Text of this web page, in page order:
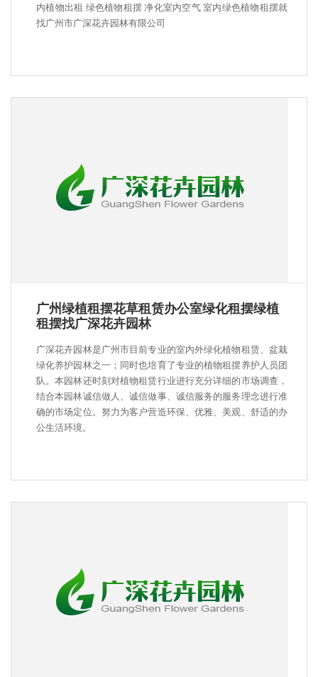
内植物出租 绿色植物租摆 净化室内空气 室内绿色植物租摆就
找广州市广深花卉园林有限公司
广州绿植租摆花草租赁办公室绿化租摆绿植
租摆找广深花卉园林
广深花卉园林是广州市目前专业的室内外绿化植物租赁、盆栽
绿化养护园林之一；同时也培育了专业的植物租摆养护人员团
队。本园林还时刻对植物租赁行业进行充分详细的市场调查，
结合本园林诚信做人、诚信做事、诚信服务的服务理念进行准
确的市场定位。努力为客户营造环保、优雅、美观、舒适的办
公生活环境。